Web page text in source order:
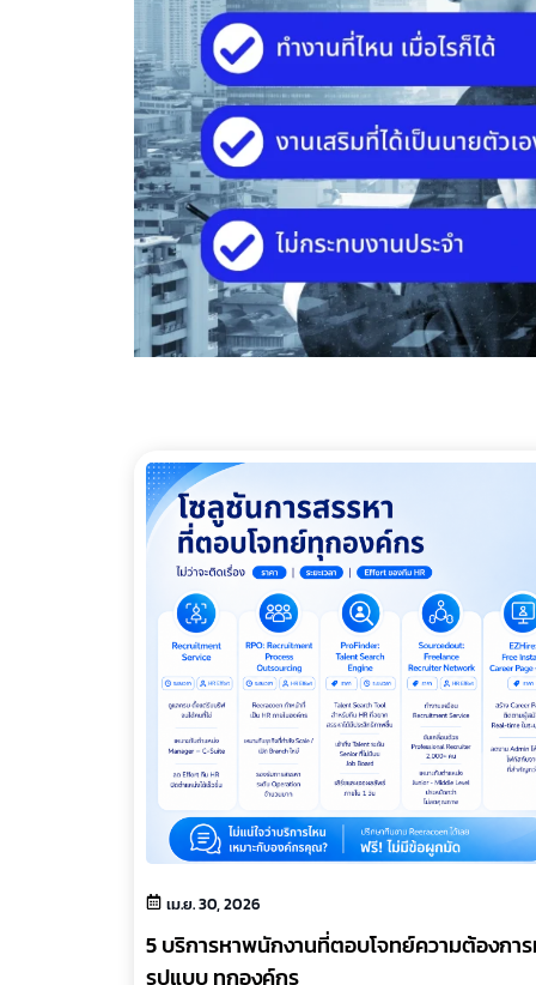
เม.ย. 30, 2026
5 บริการหาพนักงานที่ตอบโจทย์ความต้องกา
รูปแบบ ทุกองค์กร